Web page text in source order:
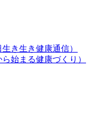
き生き健康通信）
始まる健康づくり）